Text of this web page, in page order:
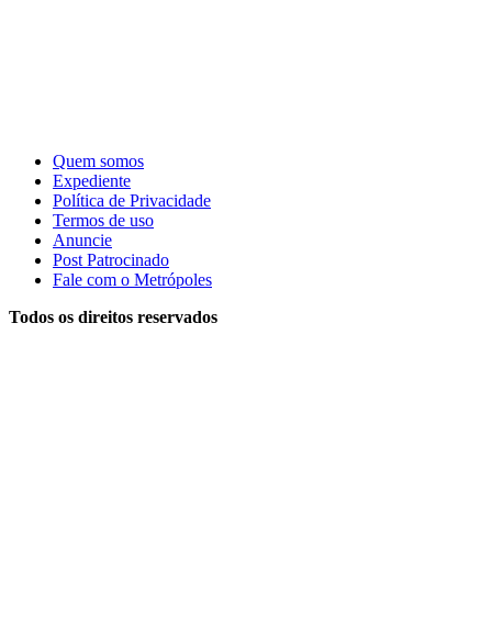
Quem somos
Expediente
Política de Privacidade
Termos de uso
Anuncie
Post Patrocinado
Fale com o Metrópoles
Todos os direitos reservados